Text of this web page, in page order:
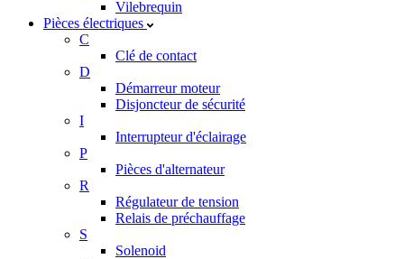
Vilebrequin
Pièces électriques
C
Clé de contact
D
Démarreur moteur
Disjoncteur de sécurité
I
Interrupteur d'éclairage
P
Pièces d'alternateur
R
Régulateur de tension
Relais de préchauffage
S
Solenoid